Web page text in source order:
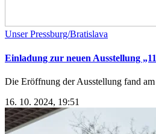
Unser Pressburg/Bratislava
Einladung zur neuen Ausstellung
Die Eröffnung der Ausstellung fand
16. 10. 2024, 19:51